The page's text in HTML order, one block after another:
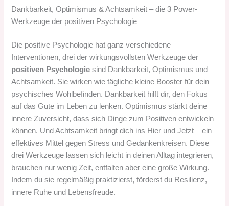
Dankbarkeit, Optimismus & Achtsamkeit – die 3 Power-
Werkzeuge der positiven Psychologie
Die positive Psychologie hat ganz verschiedene
Interventionen, drei der wirkungsvollsten Werkzeuge der
positiven Psychologie sind Dankbarkeit, Optimismus und
Achtsamkeit. Sie wirken wie tägliche kleine Booster für dein
psychisches Wohlbefinden. Dankbarkeit hilft dir, den Fokus
auf das Gute im Leben zu lenken. Optimismus stärkt deine
innere Zuversicht, dass sich Dinge zum Positiven entwickeln
können. Und Achtsamkeit bringt dich ins Hier und Jetzt – ein
effektives Mittel gegen Stress und Gedankenkreisen. Diese
drei Werkzeuge lassen sich leicht in deinen Alltag integrieren,
brauchen nur wenig Zeit, entfalten aber eine große Wirkung.
Indem du sie regelmäßig praktizierst, förderst du Resilienz,
innere Ruhe und Lebensfreude.